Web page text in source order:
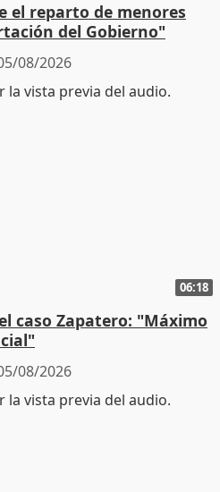
el reparto de menores
del Gobierno"
08/2026
06:18
caso Zapatero: "Máximo
08/2026